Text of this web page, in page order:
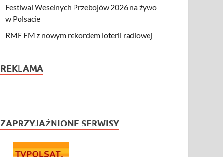
Festiwal Weselnych Przebojów 2026 na żywo
w Polsacie
RMF FM z nowym rekordem loterii radiowej
REKLAMA
ZAPRZYJAŹNIONE SERWISY